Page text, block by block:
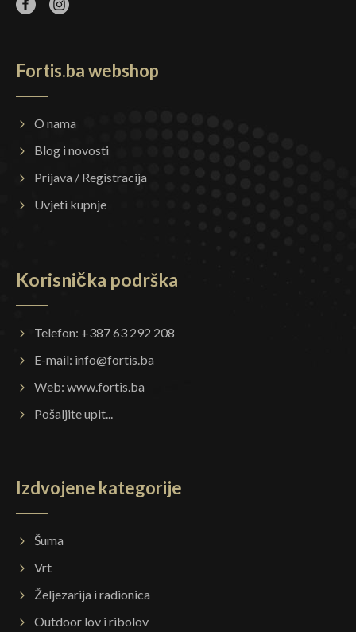
Fortis.ba webshop
O nama
Blog i novosti
Prijava / Registracija
Uvjeti kupnje
Korisnička podrška
Telefon: +387 63 292 208
E-mail: info@fortis.ba
Web: www.fortis.ba
Pošaljite upit...
Izdvojene kategorije
Šuma
Vrt
Željezarija i radionica
Outdoor lov i ribolov